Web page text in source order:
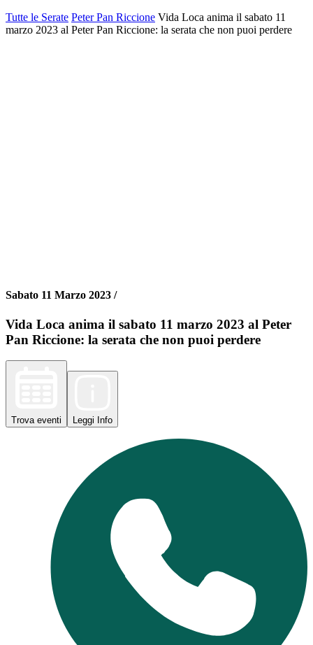
Tutte le Serate Peter Pan Riccione Vida Loca anima il sabato 11
marzo 2023 al Peter Pan Riccione: la serata che non puoi perdere
Sabato 11 Marzo 2023 /
Vida Loca anima il sabato 11 marzo 2023 al Peter
Pan Riccione: la serata che non puoi perdere
Trova eventi Leggi Info